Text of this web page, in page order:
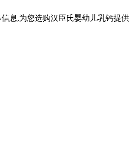
息,为您选购汉臣氏婴幼儿乳钙提供